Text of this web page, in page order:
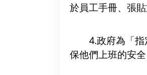
於員工手冊、張貼
4.政府為「
保他們上班的安全